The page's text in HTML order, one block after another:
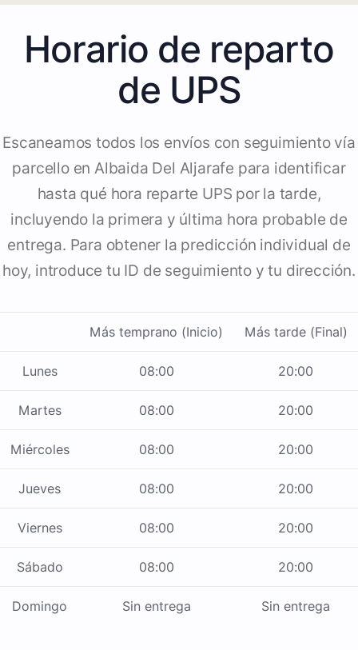
Horario de reparto
de UPS
Escaneamos todos los envíos con seguimiento vía
parcello en Albaida Del Aljarafe para identificar
hasta qué hora reparte UPS por la tarde,
incluyendo la primera y última hora probable de
entrega. Para obtener la predicción individual de
hoy, introduce tu ID de seguimiento y tu dirección.
Más temprano (Inicio) Más tarde (Final)
Lunes 08:00 20:00
Martes 08:00 20:00
Miércoles 08:00 20:00
Jueves 08:00 20:00
Viernes 08:00 20:00
Sábado 08:00 20:00
Domingo Sin entrega Sin entrega